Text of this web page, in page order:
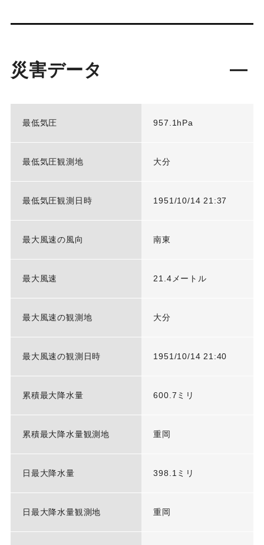
災害データ
最低気圧 957.1hPa
最低気圧観測地 大分
最低気圧観測日時 1951/10/14 21:37
最大風速の風向 南東
最大風速 21.4メートル
最大風速の観測地 大分
最大風速の観測日時 1951/10/14 21:40
累積最大降水量 600.7ミリ
累積最大降水量観測地 重岡
日最大降水量 398.1ミリ
日最大降水量観測地 重岡